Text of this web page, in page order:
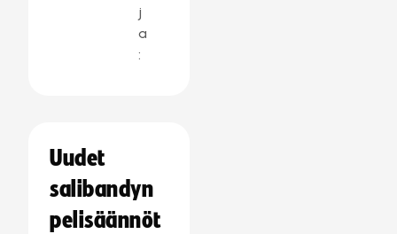
j
a
:
Uudet
salibandyn
pelisäännöt